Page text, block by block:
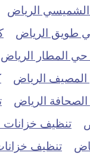
الرياض
طويق الرياض
المطار الرياض
الرياض
الرياض
تنظيف
تنظيف